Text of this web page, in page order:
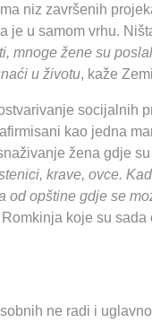
niz završenih
u samom vrhu.
mnoge žene su
u životu, kaže
socijalnih
kao jedna
žena gdje
krave, ovce.
od opštine gdje se
koje su
ne radi i